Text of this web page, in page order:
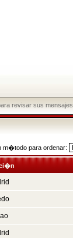
revisar sus mensajes
m�todo para ordenar: